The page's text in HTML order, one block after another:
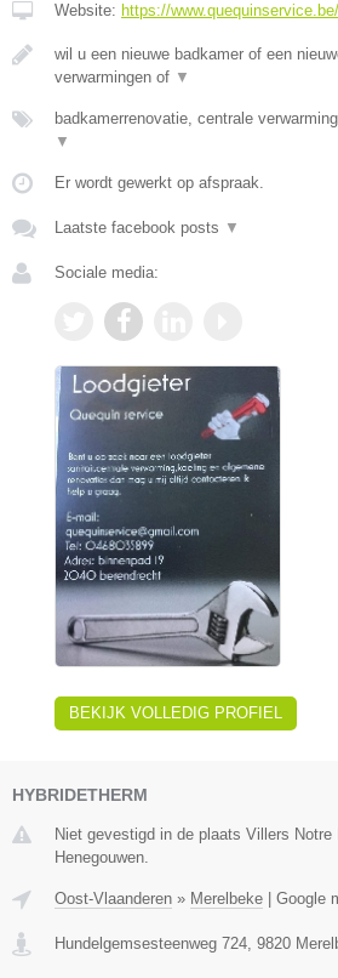
Website: https://www.quequinservice.be/
wil u een nieuwe badkamer of een
verwarmingen of ▼
badkamerrenovatie, centrale
▼
Er wordt gewerkt op afspraak.
Laatste facebook posts ▼
Sociale media:
BEKIJK VOLLEDIG PROFIEL
HYBRIDETHERM
Niet gevestigd in de plaats Villers
Henegouwen.
Oost-Vlaanderen » Merelbeke Google
Hundelgemsesteenweg 724, 9820